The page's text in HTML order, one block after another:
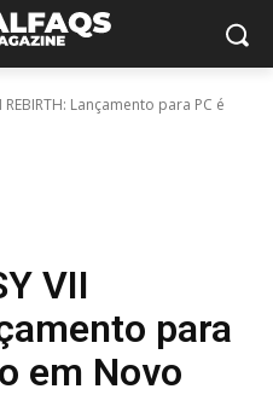
REBIRTH: Lançamento para PC é
VII
para
em Novo